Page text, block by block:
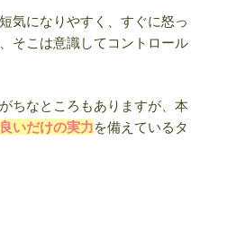
気になりやすく、すぐに怒っ
そこは意識してコントロール
ちなところもありますが、本
いだけの実力を備えているタ